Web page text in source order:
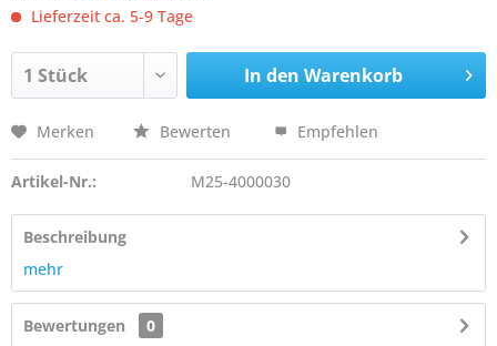
Lieferzeit ca. 5-9 Tage
In den Warenkorb
Merken Bewerten Empfehlen
Artikel-Nr.: M25-4000030
Beschreibung
mehr
Bewertungen
0